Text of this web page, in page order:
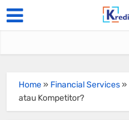
Home» Financial Services»
atau Kompetitor?